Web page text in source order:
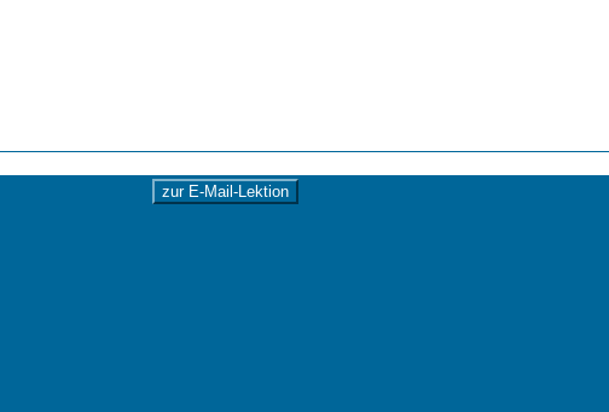
zur E-Mail-Lektion